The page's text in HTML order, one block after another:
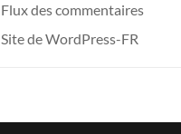
Flux des commentaires
Site de WordPress-FR